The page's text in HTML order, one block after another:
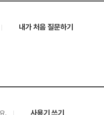
내가 처음 질문하기
. 사용기 쓰기